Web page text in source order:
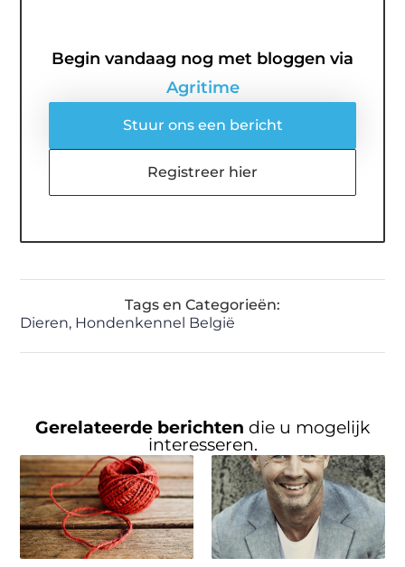
Begin vandaag nog met bloggen via
Agritime
Stuur ons een bericht
Registreer hier
Tags en Categorieën:
Dieren, Hondenkennel België
Gerelateerde berichten die u mogelijk
interesseren.